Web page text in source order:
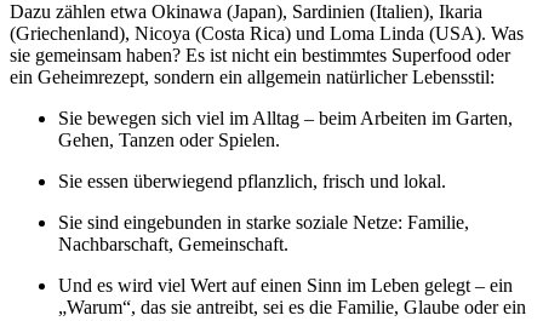
Dazu zählen etwa Okinawa (Japan), Sardinien (Italien), Ikaria
(Griechenland), Nicoya (Costa Rica) und Loma Linda (USA). Was
sie gemeinsam haben? Es ist nicht ein bestimmtes Superfood oder
ein Geheimrezept, sondern ein allgemein natürlicher Lebensstil:
Sie bewegen sich viel im Alltag – beim Arbeiten im Garten,
Gehen, Tanzen oder Spielen.
Sie essen überwiegend pflanzlich, frisch und lokal.
Sie sind eingebunden in starke soziale Netze: Familie,
Nachbarschaft, Gemeinschaft.
Und es wird viel Wert auf einen Sinn im Leben gelegt – ein
„Warum“, das sie antreibt, sei es die Familie, Glaube oder ein